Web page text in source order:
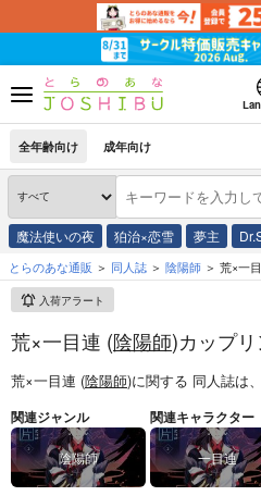
全年齢向け 成年向け
魔法使いの夜 狛治×恋雪 夢主
とらのあな通販 同人誌 陰陽師 荒×一
入荷アラート
荒×一目連 (陰陽師)カップ
荒×一目連 (陰陽師)に関する 同人誌は、
関連ジャンル
陰陽師
関連キャラクター
一目連